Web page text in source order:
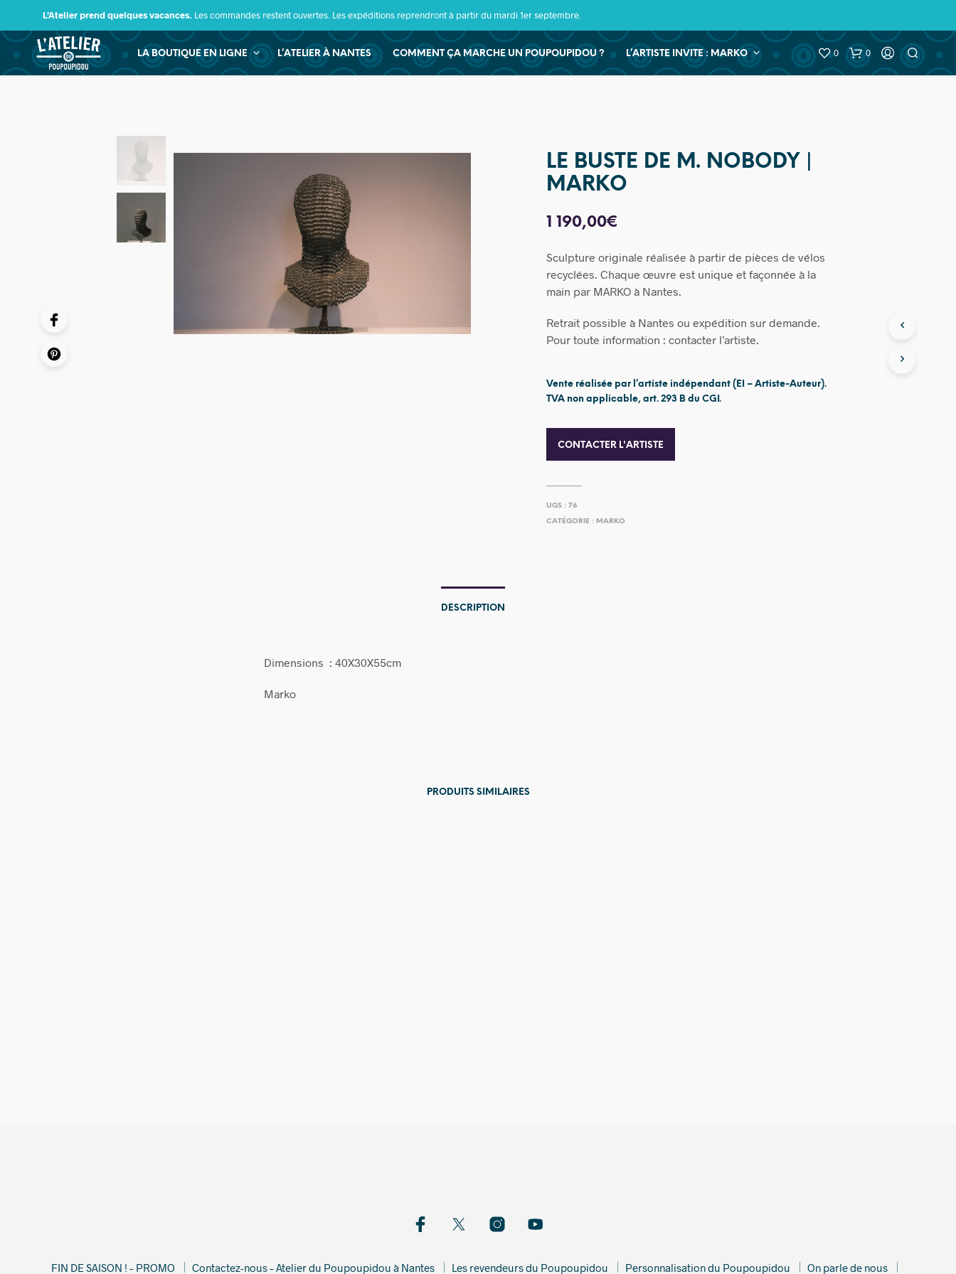
L’Atelier prend quelques vacances. Les commandes restent ouvertes. Les expéditions reprendront à partir du mardi 1er septembre.
LA BOUTIQUE EN LIGNE L’ATELIER À NANTES COMMENT ÇA MARCHE UN POUPOUPIDOU ? L’ARTISTE INVITE : MARKO 0 0
LE BUSTE DE M. NOBODY |
MARKO
1 190,00€
Sculpture originale réalisée à partir de pièces de vélos
recyclées. Chaque œuvre est unique et façonnée à la
main par MARKO à Nantes.
Retrait possible à Nantes ou expédition sur demande.
Pour toute information : contacter l’artiste.
Vente réalisée par l’artiste indépendant (EI – Artiste-Auteur).
TVA non applicable, art. 293 B du CGI.
CONTACTER L'ARTISTE
UGS :76
CATÉGORIE : MARKO
DESCRIPTION
Dimensions : 40X30X55cm
Marko
PRODUITS SIMILAIRES
FIN DE SAISON ! – PROMO Contactez-nous – Atelier du Poupoupidou à Nantes Les revendeurs du Poupoupidou Personnalisation du Poupoupidou On parle de nous